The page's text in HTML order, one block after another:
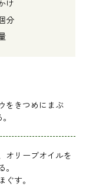
け
をきつめにまぶ
オリーブオイルを
す。